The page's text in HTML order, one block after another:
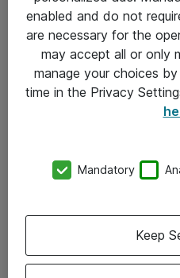
enabled and do not
are necessary for the
may accept all or only
manage your choices
time in the Privacy
Mandatory
Keep